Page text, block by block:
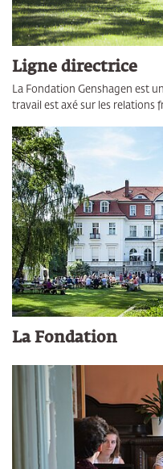
Ligne directrice
La Fondation Genshagen est
travail est axé sur les relations
La Fondation